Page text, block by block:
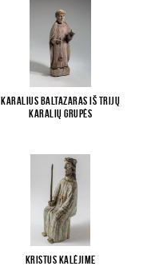
Karalius Baltazaras iš Trijų
karalių grupės
Kristus kalėjime